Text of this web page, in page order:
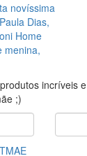
novíssima
Dias,
Home
menina,
incríveis e
;)